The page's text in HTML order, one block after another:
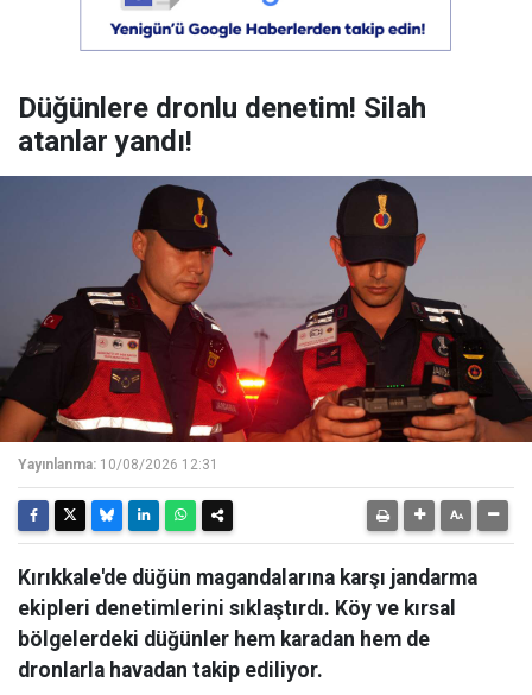
Düğünlere dronlu denetim! Silah
atanlar yandı!
Yayınlanma: 10/08/2026 12:31
Kırıkkale'de düğün magandalarına karşı jandarma
ekipleri denetimlerini sıklaştırdı. Köy ve kırsal
bölgelerdeki düğünler hem karadan hem de
dronlarla havadan takip ediliyor.